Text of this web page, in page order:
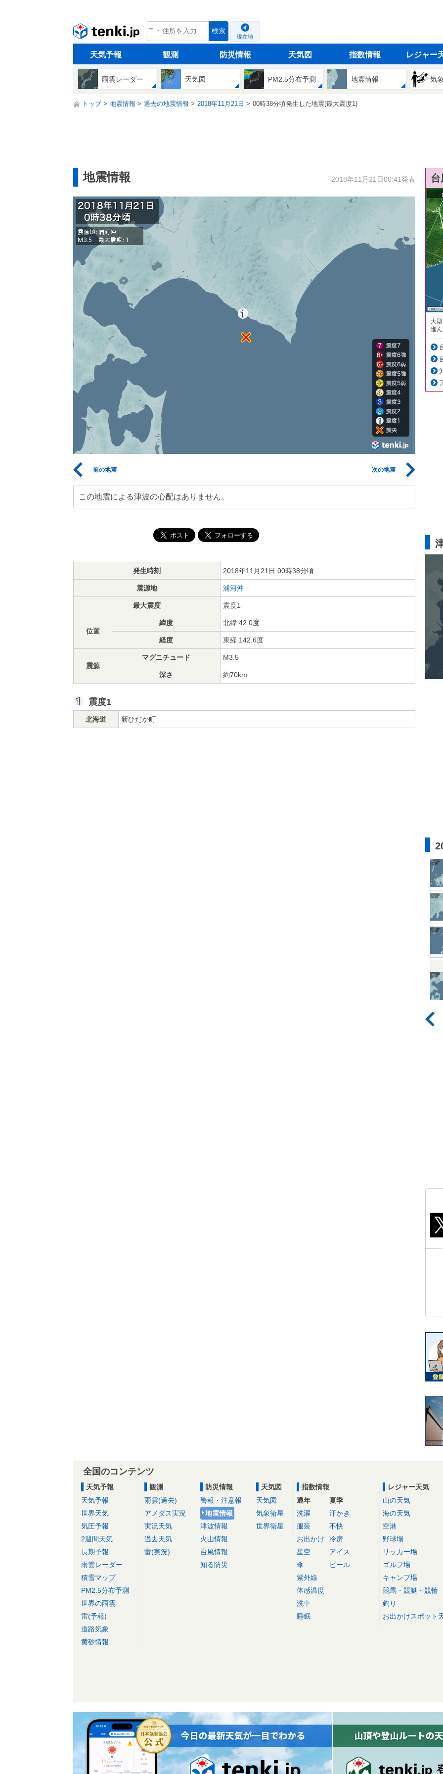
tenki.jp 検索
現在地
天気予報 観測 防災情報 天気図 指数情報 レジャー
雨雲レーダー 天気図 PM2.5分布予測 地震情報 気
トップ 地震情報 過去の地震情報 2018年11月21日 00時38分頃発生した地震(最大震度1)
地震情報 2018年11月21日00:41発表
前の地震 次の地震
この地震による津波の心配はありません。
発生時刻 2018年11月21日 00時38分頃
震源地 浦河沖
最大震度 震度1
位置
緯度 北緯 42.0度
経度 東経 142.6度
震源
マグニチュード M3.5
深さ 約70km
震度1
北海道 新ひだか町
大
進
全国のコンテンツ
天気予報
天気予報
世界天気
気圧予報
2週間天気
長期予報
雨雲レーダー
積雪マップ
PM2.5分布予測
世界の雨雲
雷(予報)
道路気象
黄砂情報
観測
雨雲(過去)
アメダス実況
実況天気
過去天気
雷(実況)
防災情報
警報・注意報
地震情報
津波情報
火山情報
台風情報
知る防災
天気図
天気図
気象衛星
世界衛星
指数情報
通年
洗濯
服装
お出かけ
星空
傘
紫外線
体感温度
洗車
睡眠
夏季
汗かき
不快
冷房
アイス
ビール
レジャー天気
山の天気
海の天気
空港
野球場
サッカー場
ゴルフ場
キャンプ場
競馬・競艇・競輪
釣り
お出かけスポット